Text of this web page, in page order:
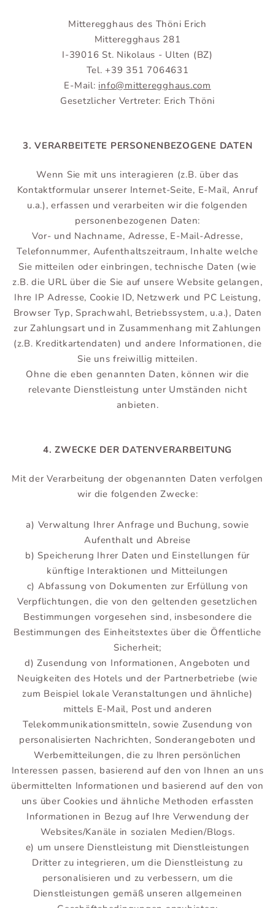
Mitteregghaus des Thöni Erich
Mitteregghaus 281
I-39016 St. Nikolaus - Ulten (BZ)
Tel. +39 351 7064631
E-Mail: info@mitteregghaus.com
Gesetzlicher Vertreter: Erich Thöni
3. VERARBEITETE PERSONENBEZOGENE DATEN
Wenn Sie mit uns interagieren (z.B. über das
Kontaktformular unserer Internet-Seite, E-Mail, Anruf
u.a.), erfassen und verarbeiten wir die folgenden
personenbezogenen Daten:
Vor- und Nachname, Adresse, E-Mail-Adresse,
Telefonnummer, Aufenthaltszeitraum, Inhalte welche
Sie mitteilen oder einbringen, technische Daten (wie
z.B. die URL über die Sie auf unsere Website gelangen,
Ihre IP Adresse, Cookie ID, Netzwerk und PC Leistung,
Browser Typ, Sprachwahl, Betriebssystem, u.a.), Daten
zur Zahlungsart und in Zusammenhang mit Zahlungen
(z.B. Kreditkartendaten) und andere Informationen, die
Sie uns freiwillig mitteilen.
Ohne die eben genannten Daten, können wir die
relevante Dienstleistung unter Umständen nicht
anbieten.
4. ZWECKE DER DATENVERARBEITUNG
Mit der Verarbeitung der obgenannten Daten verfolgen
wir die folgenden Zwecke:
a) Verwaltung Ihrer Anfrage und Buchung, sowie
Aufenthalt und Abreise
b) Speicherung Ihrer Daten und Einstellungen für
künftige Interaktionen und Mitteilungen
c) Abfassung von Dokumenten zur Erfüllung von
Verpflichtungen, die von den geltenden gesetzlichen
Bestimmungen vorgesehen sind, insbesondere die
Bestimmungen des Einheitstextes über die Öffentliche
Sicherheit;
d) Zusendung von Informationen, Angeboten und
Neuigkeiten des Hotels und der Partnerbetriebe (wie
zum Beispiel lokale Veranstaltungen und ähnliche)
mittels E-Mail, Post und anderen
Telekommunikationsmitteln, sowie Zusendung von
personalisierten Nachrichten, Sonderangeboten und
Werbemitteilungen, die zu Ihren persönlichen
Interessen passen, basierend auf den von Ihnen an uns
übermittelten Informationen und basierend auf den von
uns über Cookies und ähnliche Methoden erfassten
Informationen in Bezug auf Ihre Verwendung der
Websites/Kanäle in sozialen Medien/Blogs.
e) um unsere Dienstleistung mit Dienstleistungen
Dritter zu integrieren, um die Dienstleistung zu
personalisieren und zu verbessern, um die
Dienstleistungen gemäß unseren allgemeinen